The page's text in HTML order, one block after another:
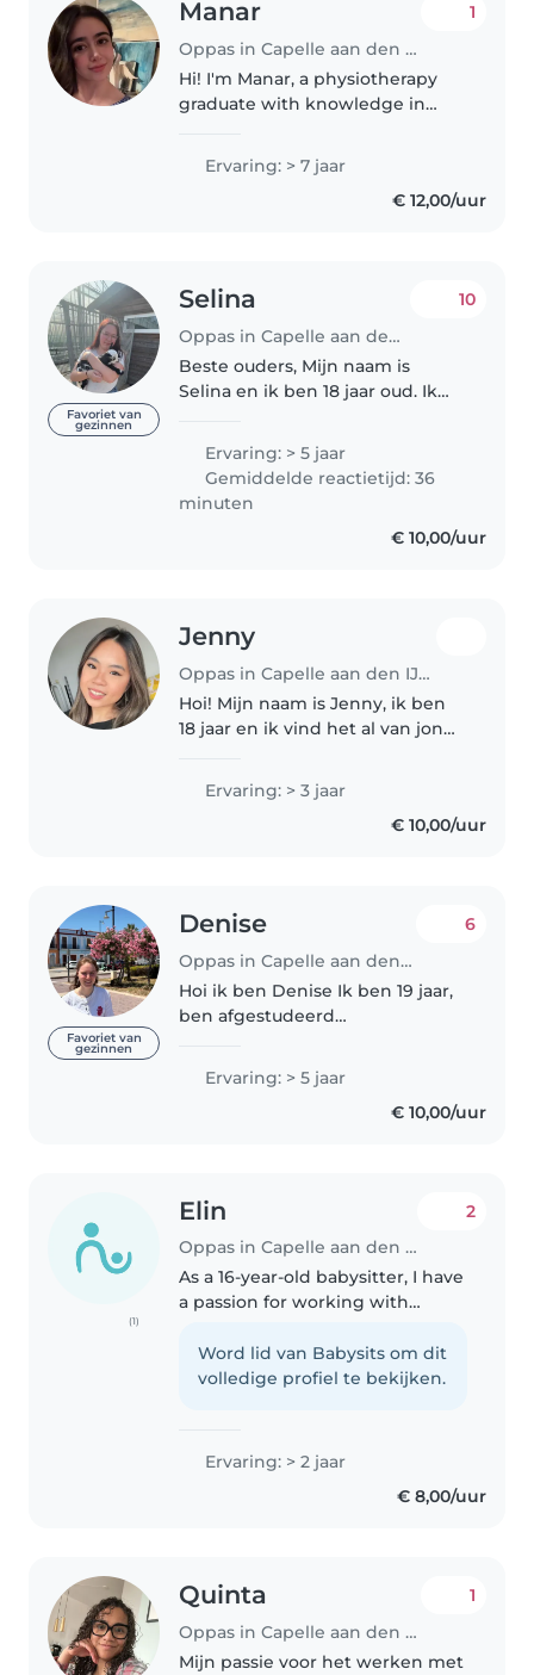
Manar
Oppas in Capelle aan den IJssel
1
Hi! I'm Manar, a physiotherapy
graduate with knowledge in
available to babysit in
Rotterdam. I can not only care
for your child but also guide fun,
Ervaring: > 7 jaar
€ 12,00/uur
Favoriet van
gezinnen
Selina
Oppas in Capelle aan den IJssel
10
Beste ouders, Mijn naam is
Selina en ik ben 18 jaar oud. Ik
gehaald, heb de opleidingen
gespecialiseerd pedagogisch
medewerker en
onderwijsassistent..
Ervaring: > 5 jaar
Gemiddelde reactietijd: 36
minuten
€ 10,00/uur
Jenny
Oppas in Capelle aan den IJssel
Hoi! Mijn naam is Jenny, ik ben
18 jaar en ik vind het al van jongs
kinderen bezig te zijn. Daarom
volg ik ook een opleiding in het
Ervaring: > 3 jaar
€ 10,00/uur
Favoriet van
gezinnen
Denise
Oppas in Capelle aan den IJssel
6
Hoi ik ben Denise Ik ben 19 jaar,
ben afgestudeerd
sporten, creatief bezig zijn,
bakken en koken. Ik ben hockey
Ervaring: > 5 jaar
€ 10,00/uur
(1)
Elin
Oppas in Capelle aan den IJssel
2
As a 16-year-old babysitter, I have
a passion for working with
experience because I have done
other baby-sitting jobs and I'm a
Word lid van Babysits om dit
volledige profiel te bekijken.
Ervaring: > 2 jaar
€ 8,00/uur
Quinta
Oppas in Capelle aan den IJssel
1
Mijn passie voor het werken met